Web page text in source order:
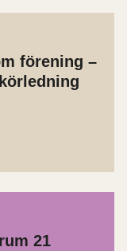
förening –
21